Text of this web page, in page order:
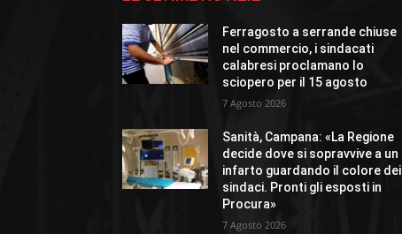
Ferragosto a serrande chiuse
nel commercio, i sindacati
calabresi proclamano lo
sciopero per il 15 agosto
7 Agosto 2026
Sanità, Campana: «La Regione
decide dove si sopravvive a un
infarto guardando il colore dei
sindaci. Pronti gli esposti in
Procura»
7 Agosto 2026